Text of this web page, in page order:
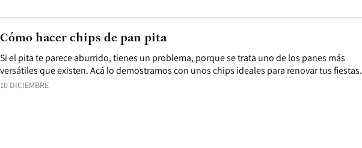
10 DICIEMBRE
Si el pita te parece aburrido, tienes un problema, porque se trata uno de los panes más
versátiles que existen. Acá lo demostramos con unos chips ideales para renovar tus fiestas.
Cómo hacer chips de pan pita